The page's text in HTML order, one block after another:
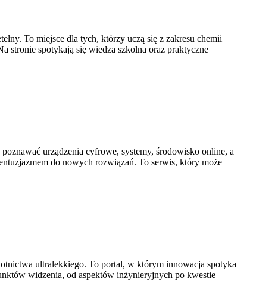
To miejsce dla tych, którzy uczą się z zakresu chemii
stronie spotykają się wiedza szkolna oraz praktyczne
urządzenia cyfrowe, systemy, środowisko online, a
do nowych rozwiązań. To serwis, który może
ultralekkiego. To portal, w którym innowacja spotyka
widzenia, od aspektów inżynieryjnych po kwestie